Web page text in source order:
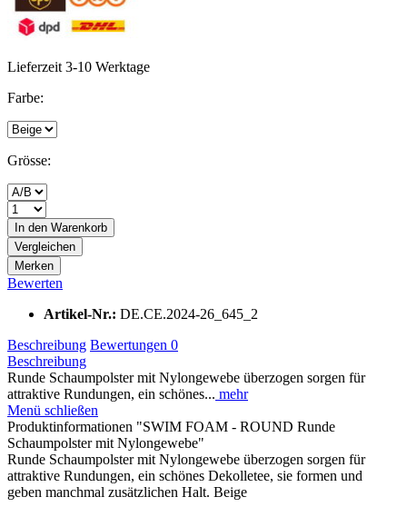
Lieferzeit 3-10 Werktage
Farbe:
Grösse:
In den Warenkorb
Vergleichen
Merken
Bewerten
Artikel-Nr.: DE.CE.2024-26_645_2
Beschreibung Bewertungen 0
Beschreibung
Runde Schaumpolster mit Nylongewebe überzogen sorgen für
attraktive Rundungen, ein schönes... mehr
Menü schließen
Produktinformationen "SWIM FOAM - ROUND Runde
Schaumpolster mit Nylongewebe"
Runde Schaumpolster mit Nylongewebe überzogen sorgen für
attraktive Rundungen, ein schönes Dekolletee, sie formen und
geben manchmal zusätzlichen Halt. Beige